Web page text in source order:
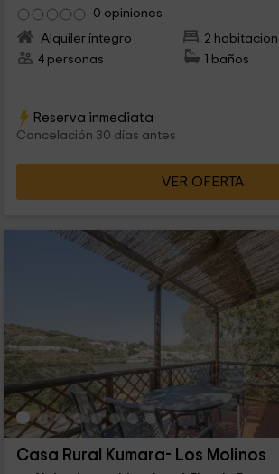
0 opiniones
Alquiler íntegro
2
4 personas
1 baños
Reserva inmediata
Cancelación 30 días antes
VER OFERTA
Casa Rural Kumara- Los Molinos